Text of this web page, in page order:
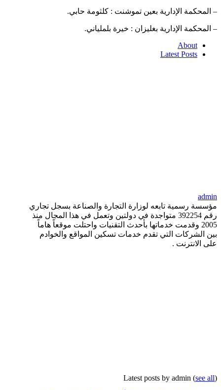
– المحكمة الإدارية بعين تموشنت : كلثومة حابي.
– المحكمة الإدارية بغليزان : خيرة بلملياني.
About
Latest Posts
admin
مؤسسة رسمية تابعه لوزارة التجارة والصناعة بسجل تجاري
رقم 392254 متواجدة في دولتين وتعمل في هذا المجال منذ
2005 وقدمت خدماتها بأحدث التقنيات واحتلت موقعاً هاماً
بين الشركات التي تقدم خدمات تسكين المواقع والخوادم
على الانترنت .
Latest posts by admin (see all)